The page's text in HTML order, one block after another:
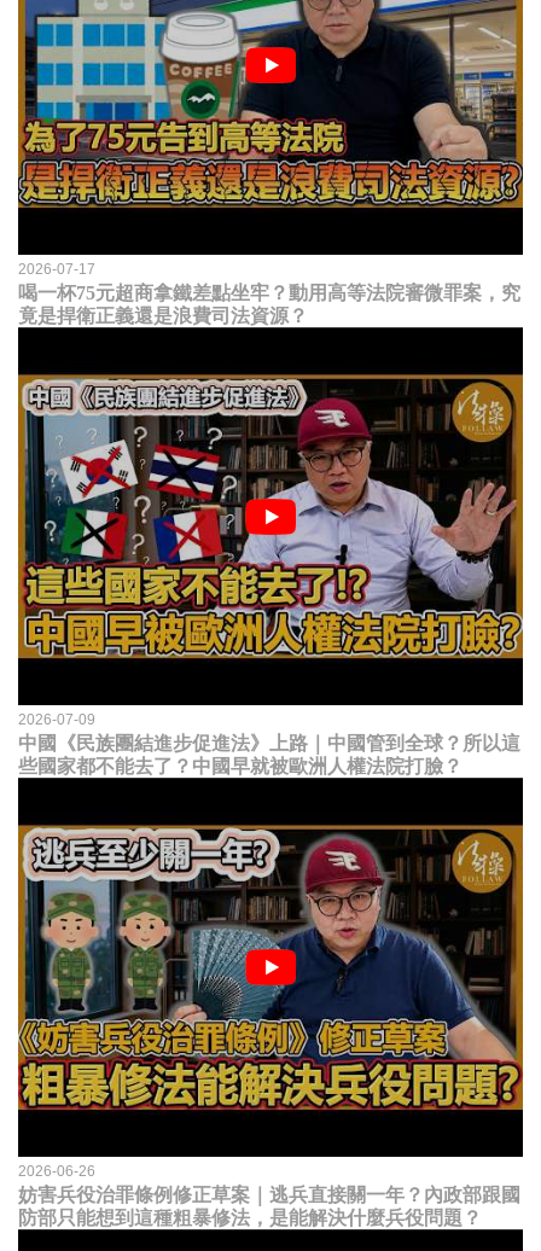
2026-07-17
喝一杯75元超商拿鐵差點坐牢？動用高等法院審微罪案，究
竟是捍衛正義還是浪費司法資源？
2026-07-09
中國《民族團結進步促進法》上路｜中國管到全球？所以這
些國家都不能去了？中國早就被歐洲人權法院打臉？
2026-06-26
妨害兵役治罪條例修正草案｜逃兵直接關一年？內政部跟國
防部只能想到這種粗暴修法，是能解決什麼兵役問題？